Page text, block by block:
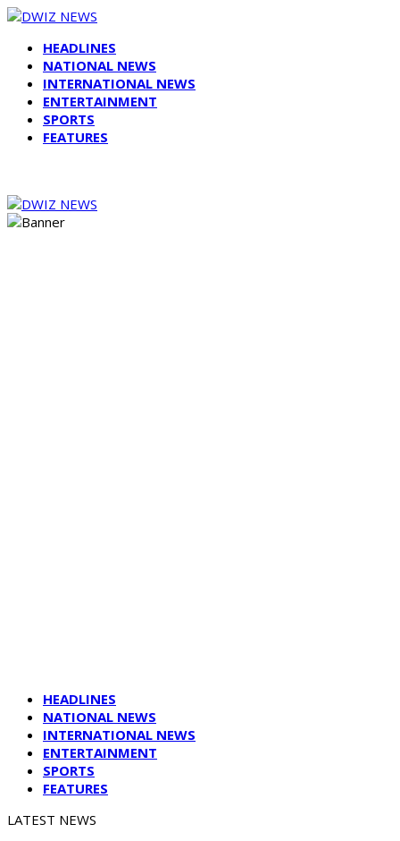
HEADLINES
NATIONAL NEWS
INTERNATIONAL NEWS
ENTERTAINMENT
SPORTS
FEATURES
HEADLINES
NATIONAL NEWS
INTERNATIONAL NEWS
ENTERTAINMENT
SPORTS
FEATURES
LATEST NEWS